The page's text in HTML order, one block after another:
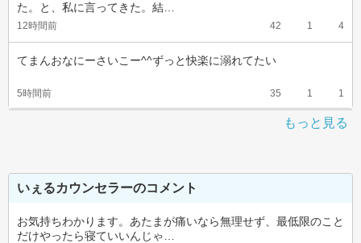
た。と、私に言ってきた。結…
12時間前 42 1 4
てまんおなにーさいこー^^ずっと快楽に溺れてたい
5時間前 35 1 1
もっと見る
いぇるカウンセラーのコメント
お気持ちわかります。あたまが痛いなら無理せず、最低限のこと
だけやったら寝ていいんじゃ…